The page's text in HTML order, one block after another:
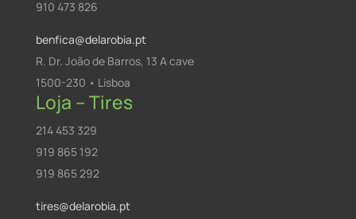
910 473 826
benfica@delarobia.pt
R. Dr. João de Barros, 13 A cave
1500-230 • Lisboa
Loja – Tires
214 453 329
919 865 192
919 865 292
tires@delarobia.pt